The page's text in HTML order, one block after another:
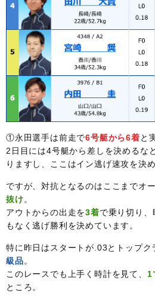
①永田選手は前走で6号艇から6着と
2日目には4号艇から差しを決めるな
りますし、ここはイン逃げ速攻を決
ですが、対抗となるのはここまでオ
抜け。
アウトからの出走を3着で乗り切り
もなく逃げ勝利を決めています。
特に昨日はスタートが.03とトップク
級品。
このレースでも上手く時計を見て、 1
ところ。